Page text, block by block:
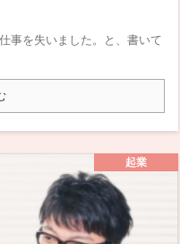
事を失いました。と、書いて
起業